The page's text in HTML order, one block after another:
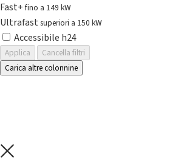
Fast+fino a 149 kW
Ultrafast superiori a 150 kW
Accessibile h24
Applica
Cancella filtri
Carica altre colonnine